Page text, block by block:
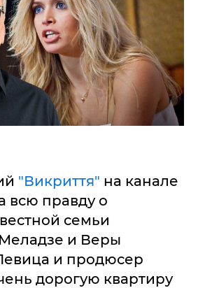
"Викриття" на канале
всю правду о
семьи
и Веры
и продюсер
дорогую квартиру